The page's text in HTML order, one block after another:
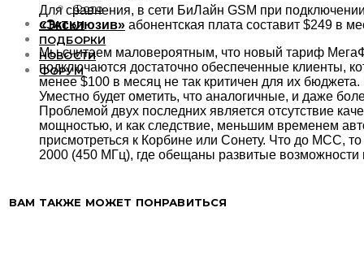
Фото
СТАТЬИ
ПОДБОРКИ
НОВОСТИ
ФОРУМ
Для сравнения, в сети БиЛайн GSM при
«Эксклюзив» абонентская плата составит $249 в
Мы считаем маловероятным, что новый тариф
подключаются достаточно обеспеченные клиенты,
менее $100 в месяц не так критичен для их
Уместно будет ометить, что аналогичные, и даже
Проблемой двух последних является отсутствие
мощностью, и как следствие, меньшим временем
присмотреться к Корбине или Сонету. Что до МСС,
2000 (450 МГц), где обещаны развитые
ВАМ ТАКЖЕ МОЖЕТ ПОНРАВИТЬСЯ